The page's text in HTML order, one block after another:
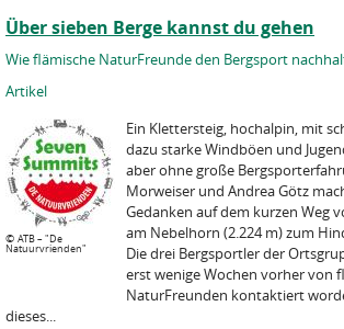
Über sieben Berge kannst du gehen
Wie flämische NaturFreunde den Bergsport
Artikel
© ATB – "De
Natuurvrienden"
Ein Klettersteig, hochalpin, mit
dazu starke Windböen und
aber ohne große
Morweiser und Andrea Götz
Gedanken auf dem kurzen Weg
am Nebelhorn (2.224 m) zum
Die drei Bergsportler der
erst wenige Wochen vorher von
NaturFreunden kontaktiert
dieses...